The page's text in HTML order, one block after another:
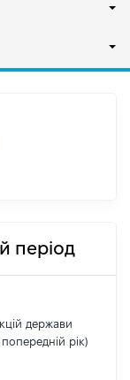
період
держави
рік)